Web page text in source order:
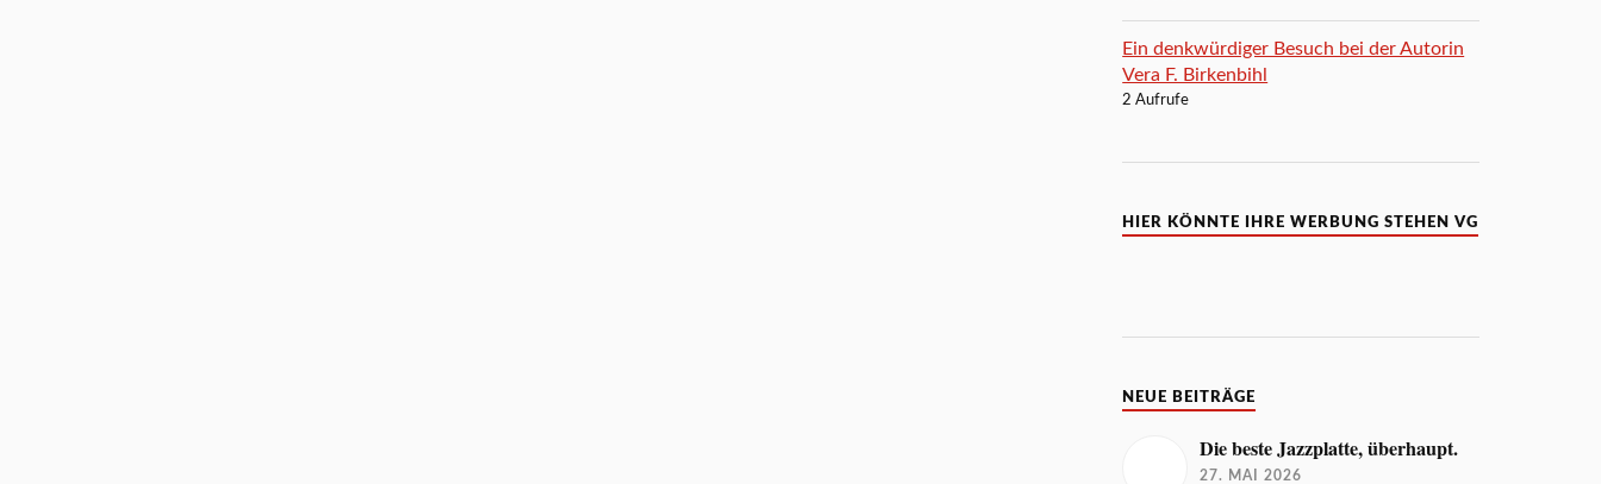
Ein denkwürdiger Besuch bei der Autorin
Vera F. Birkenbihl
2 Aufrufe
HIER KÖNNTE IHRE WERBUNG STEHEN VG
NEUE BEITRÄGE
Die beste Jazzplatte, überhaupt.
27. MAI 2026